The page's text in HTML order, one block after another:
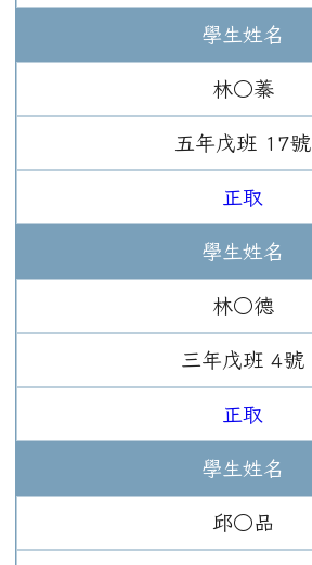
學生姓名
林○蓁
五年 戊班 17號
正取
學生姓名
林○德
三年 戊班 4號
正取
學生姓名
邱○品